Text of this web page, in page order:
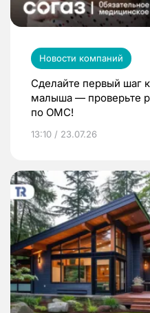
Новости компаний
Сделайте первый шаг
малыша — проверьте
по ОМС!
13:10 / 23.07.26